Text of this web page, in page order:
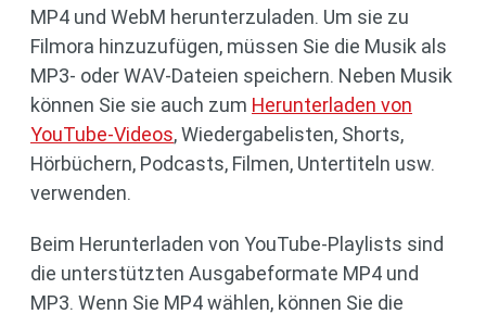
MP4 und WebM herunterzuladen. Um sie zu
Filmora hinzuzufügen, müssen Sie die Musik als
MP3- oder WAV-Dateien speichern. Neben Musik
können Sie sie auch zum Herunterladen von
YouTube-Videos, Wiedergabelisten, Shorts,
Hörbüchern, Podcasts, Filmen, Untertiteln usw.
verwenden.
Beim Herunterladen von YouTube-Playlists sind
die unterstützten Ausgabeformate MP4 und
MP3. Wenn Sie MP4 wählen, können Sie die